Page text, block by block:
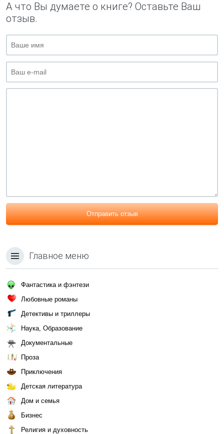
А что Вы думаете о книге? Оставьте Ваш
отзыв.
Отправить отзыв
Главное меню
Фантастика и фэнтези
Любовные романы
Детективы и триллеры
Наука, Образование
Документальные
Проза
Приключения
Детская литература
Дом и семья
Бизнес
Религия и духовность